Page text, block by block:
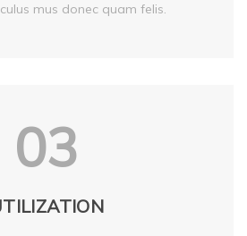
mus donec quam felis.
03